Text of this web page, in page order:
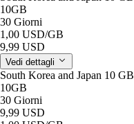
10GB
30 Giorni
1,00 USD/GB
9,99 USD
Vedi dettagli
South Korea and Japan 10 GB
10GB
30 Giorni
9,99 USD